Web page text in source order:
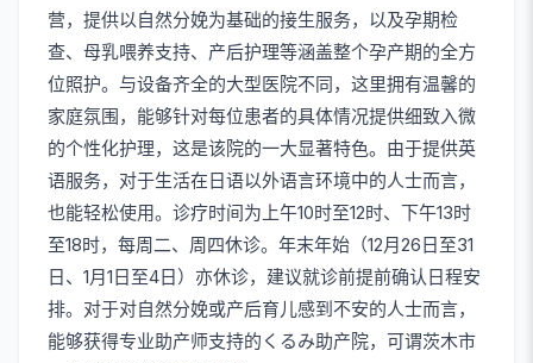
营，提供以自然分娩为基础的接生服务，以及孕期检
查、母乳喂养支持、产后护理等涵盖整个孕产期的全方
位照护。与设备齐全的大型医院不同，这里拥有温馨的
家庭氛围，能够针对每位患者的具体情况提供细致入微
的个性化护理，这是该院的一大显著特色。由于提供英
语服务，对于生活在日语以外语言环境中的人士而言，
也能轻松使用。诊疗时间为上午10时至12时、下午13时
至18时，每周二、周四休诊。年末年始（12月26日至31
日、1月1日至4日）亦休诊，建议就诊前提前确认日程安
排。对于对自然分娩或产后育儿感到不安的人士而言，
能够获得专业助产师支持的くるみ助产院，可谓茨木市